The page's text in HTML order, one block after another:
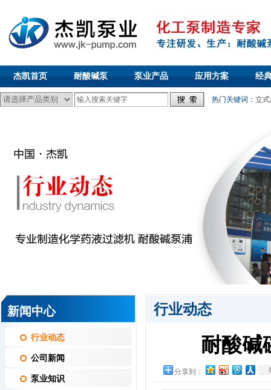
杰凯首页 耐酸碱泵 泵业产品 应用方案 经
热门关键词： 立
新闻中心
行业动态
公司新闻
泵业知识
行业动态
耐酸碱
分享到：